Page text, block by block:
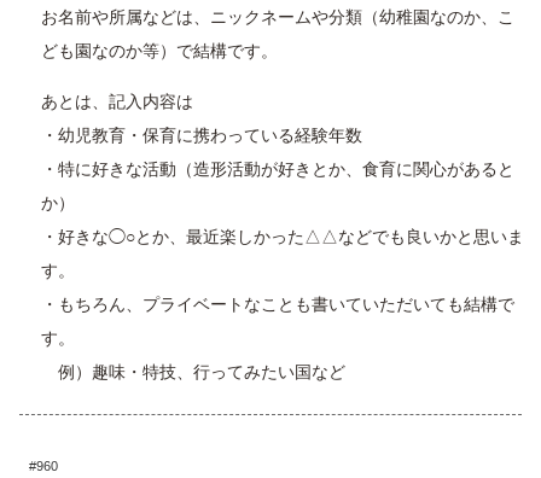
お名前や所属などは、ニックネームや分類（幼稚園なのか、こ
ども園なのか等）で結構です。
あとは、記入内容は
・幼児教育・保育に携わっている経験年数
・特に好きな活動（造形活動が好きとか、食育に関心があると
か）
・好きな◯○とか、最近楽しかった△△などでも良いかと思いま
す。
・もちろん、プライベートなことも書いていただいても結構で
す。
例）趣味・特技、行ってみたい国など
#960